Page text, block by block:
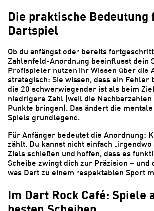
Die praktische Bedeutung
Dartspiel
Ob du anfängst oder bereits
Zahlenfeld-Anordnung beeinflusst dein
Profispieler nutzen ihr Wissen über die
strategisch: Sie wissen, dass ein Fehler
die 20 schwerwiegender ist als beim
niedrigere Zahl (weil die
Punkte bringen). Das ändert die
Spiels grundlegend.
Für Anfänger bedeutet die Anordnung:
zählt. Du kannst nicht einfach „irgendwo
Ziels schießen und hoffen, dass es
Scheibe zwingt dich zur Präzision – und
was Dart zu einem respektablen Sport
Im Dart Rock Café: Spiele
besten Scheiben